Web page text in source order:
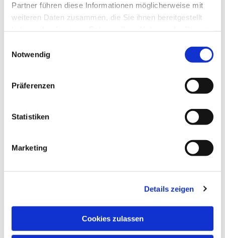
Partner führen diese Informationen möglicherweise mit
weiteren Daten zusammen, die Sie ihnen bereitgestellt
Notwendig
Präferenzen
Statistiken
Marketing
Details zeigen
Cookies zulassen
Dies könnte Sie auch
interessieren